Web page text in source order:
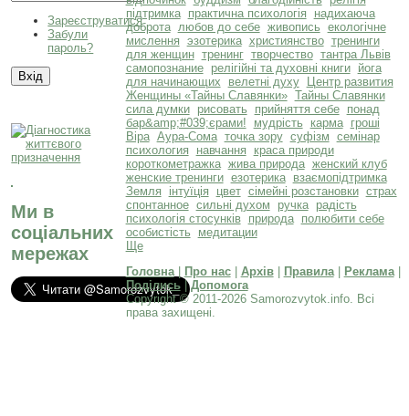
Зареєструватися
Забули
пароль?
Ми в
соціальних
мережах
підтримка
практична психологія
надихаюча
доброта любов до себе живопись екологічне
мислення эзотерика християнство тренинги
для женщин тренинг творчество тантра Львів
самопознание
релігійні та духовні книги
йога
для начинающих
велетні духу
Центр развития
Женщины «Тайны Славянки» Тайны Славянки
сила думки
рисовать прийняття себе
понад
бар&amp;#039;єрами!
мудрість карма
гроші
Віра Аура-Сома точка зору суфізм семінар
психология
навчання
краса природи
короткометражка жива природа женский клуб
женские тренинги езотерика
взаємопідтримка
Земля
інтуїція цвет сімейні розстановки страх
спонтанное сильні духом ручка
радість
психологія стосунків
природа
полюбити себе
особистість
медитации
Ще
Головна| Про нас| Архів| Правила| Реклама|
Поділись|Допомога
Copyright © 2011-2026 Samorozvytok.info. Всі
права захищені.